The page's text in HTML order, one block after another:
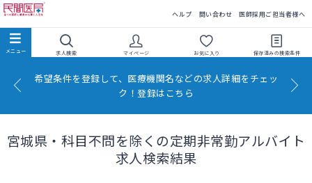
ヘルプ 問い合わせ 医師採用ご担当者様へ
求人検索 マイページ お気に入り 保存済みの検索条件
希望条件を登録して、医療機関名などの求人詳細をチェッ
ク！登録はこちら
宮城県・科目不問を除くの定期非常勤アルバイト
求人検索結果